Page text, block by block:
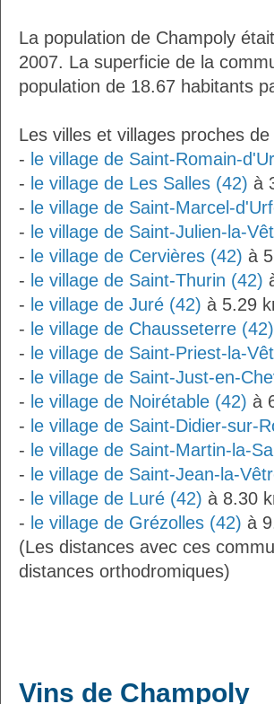
La population de Champoly
2007. La superficie de la
population de 18.67 habitants
Les villes et villages proches
- le village de Saint-Romain-
- le village de Les Salles (42) à
- le village de Saint-Marcel-
- le village de Saint-Julien-la-
- le village de Cervières (42) à
- le village de Saint-Thurin (42)
- le village de Juré (42) à 5.29
- le village de Chausseterre (42)
- le village de Saint-Priest-la-
- le village de Saint-Just-en-
- le village de Noirétable (42) à
- le village de Saint-Didier-sur-
- le village de Saint-Martin-la-
- le village de Saint-Jean-la-
- le village de Luré (42) à 8.30
- le village de Grézolles (42) à
(Les distances avec ces
distances orthodromiques)
Vins de Champoly